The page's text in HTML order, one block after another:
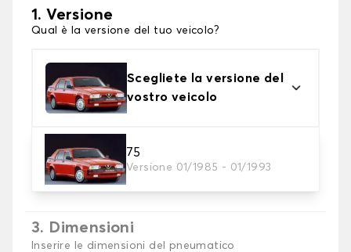
1. Versione
Qual è la versione del tuo veicolo?
Scegliete la versione del
vostro veicolo
75
Versione 01/1985 - 01/1993
2. Finitura a calza
Scegli le calze da neve adatte alle tue necessità
3. Dimensioni
Inserire le dimensioni del pneumatico